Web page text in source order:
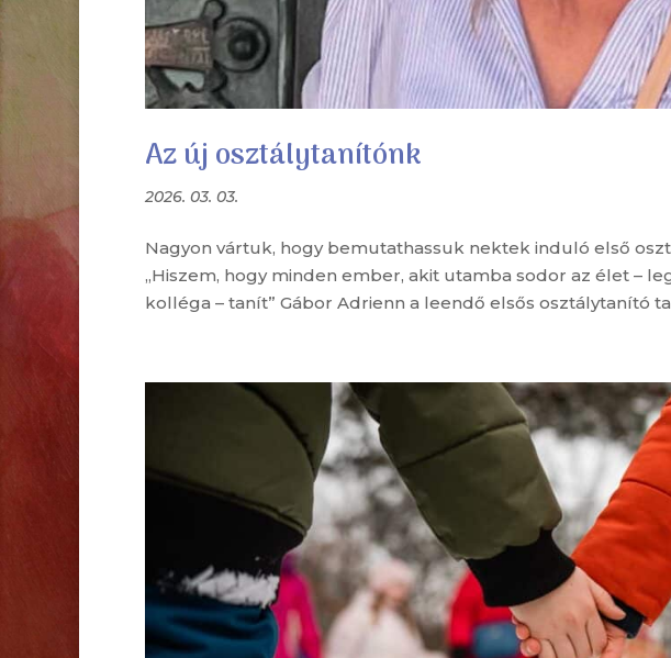
Az új osztálytanítónk
2026. 03. 03.
Nagyon vártuk, hogy bemutathassuk nektek induló első
„Hiszem, hogy minden ember, akit utamba sodor az élet –
kolléga – tanít” Gábor Adrienn a leendő elsős osztálytanító